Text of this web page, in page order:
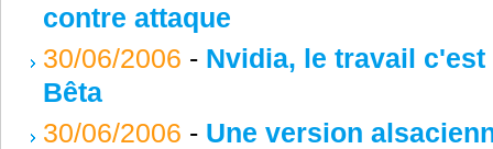
contre attaque
30/06/2006 - Nvidia, le travail c'est
Bêta
30/06/2006 - Une version